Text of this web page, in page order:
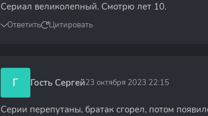
Сериал великолепный. Смотрю лет 10.
Ответить Цитировать
Г Гость Сергей23 октября 2023 22:15
Серии перепутаны, братак сгорел, потом